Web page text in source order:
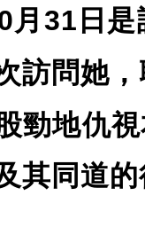
月31日
訪問她
勁地仇
其同道